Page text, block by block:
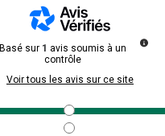
Basé sur 1 avis soumis à un
contrôle
Voir tous les avis sur ce site